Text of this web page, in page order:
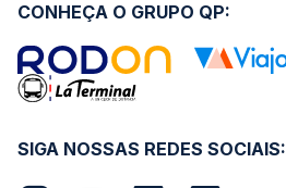
SIGA NOSSAS REDES SOCIAIS:
CONHEÇA O GRUPO QP: